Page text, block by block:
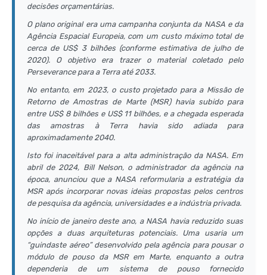
decisões orçamentárias.
O plano original era uma campanha conjunta da NASA e da
Agência Espacial Europeia, com um custo máximo total de
cerca de US$ 3 bilhões (conforme estimativa de julho de
2020). O objetivo era trazer o material coletado pelo
Perseverance para a Terra até 2033.
No entanto, em 2023, o custo projetado para a Missão de
Retorno de Amostras de Marte (MSR) havia subido para
entre US$ 8 bilhões e US$ 11 bilhões, e a chegada esperada
das amostras à Terra havia sido adiada para
aproximadamente 2040.
Isto foi inaceitável para a alta administração da NASA. Em
abril de 2024, Bill Nelson, o administrador da agência na
época, anunciou que a NASA reformularia a estratégia da
MSR após incorporar novas ideias propostas pelos centros
de pesquisa da agência, universidades e a indústria privada.
No início de janeiro deste ano, a NASA havia reduzido suas
opções a duas arquiteturas potenciais. Uma usaria um
“guindaste aéreo” desenvolvido pela agência para pousar o
módulo de pouso da MSR em Marte, enquanto a outra
dependeria de um sistema de pouso fornecido